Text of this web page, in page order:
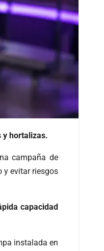
y hortalizas.
campaña de
y evitar riesgos
capacidad
instalada en